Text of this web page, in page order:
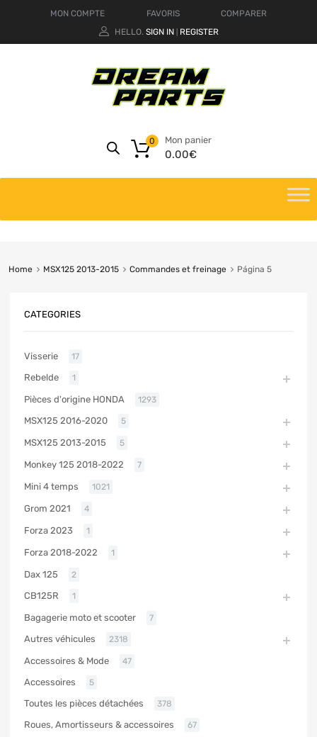
MON COMPTE FAVORIS
COMPARER
HELLO. SIGN IN REGISTER
Mon panier
0.00€
0
Home MSX125 2013-2015 Commandes et freinage Página 5
CATEGORIES
Visserie 17
Rebelde 1
Pièces d'origine HONDA 1293
MSX125 2016-2020 5
MSX125 2013-2015 5
Monkey 125 2018-2022 7
Mini 4 temps 1021
Grom 2021 4
Forza 2023 1
Forza 2018-2022 1
Dax 125 2
CB125R 1
Bagagerie moto et scooter 7
Autres véhicules 2318
Accessoires & Mode 47
Accessoires 5
Toutes les pièces détachées 378
Roues, Amortisseurs & accessoires 67